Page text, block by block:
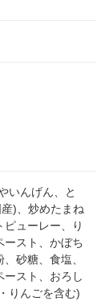
いんげん、と
)、炒めたまね
ューレー、り
ースト、かぼち
砂糖、食塩、
ースト、おろし
りんごを含む)